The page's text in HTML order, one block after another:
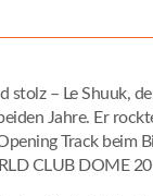
stolz – Le Shuuk,
Jahre. Er
Track beim
CLUB DOME